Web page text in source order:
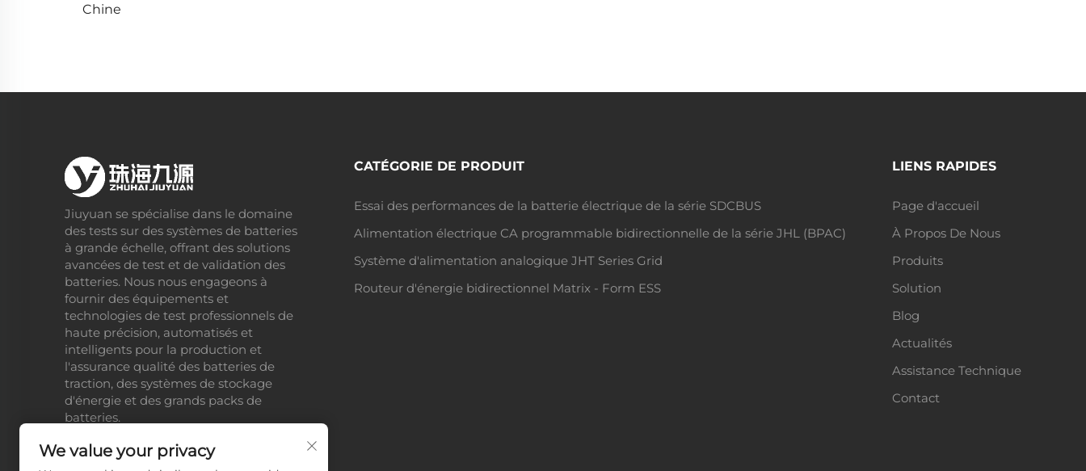
Chine
Jiuyuan se spécialise dans le domaine
des tests sur des systèmes de batteries
à grande échelle, offrant des solutions
avancées de test et de validation des
batteries. Nous nous engageons à
fournir des équipements et
technologies de test professionnels de
haute précision, automatisés et
intelligents pour la production et
l'assurance qualité des batteries de
traction, des systèmes de stockage
d'énergie et des grands packs de
batteries.
CATÉGORIE DE PRODUIT
Essai des performances de la batterie électrique de la série SDCBUS
Alimentation électrique CA programmable bidirectionnelle de la série JHL (BPAC)
Système d'alimentation analogique JHT Series Grid
Routeur d'énergie bidirectionnel Matrix - Form ESS
LIENS RAPIDES
Page d'accueil
À Propos De Nous
Produits
Solution
Blog
Actualités
Assistance Technique
Contact
We value your privacy